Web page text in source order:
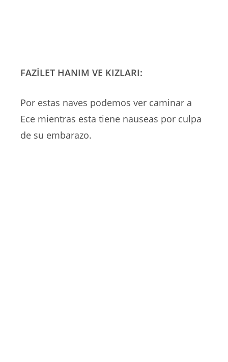
FAZİLET HANIM VE KIZLARI:
Por estas naves podemos ver caminar a
Ece mientras esta tiene nauseas por culpa
de su embarazo.